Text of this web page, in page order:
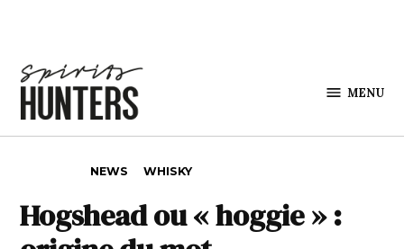
MENU
NEWS WHISKY
Hogshead ou « hoggie » :